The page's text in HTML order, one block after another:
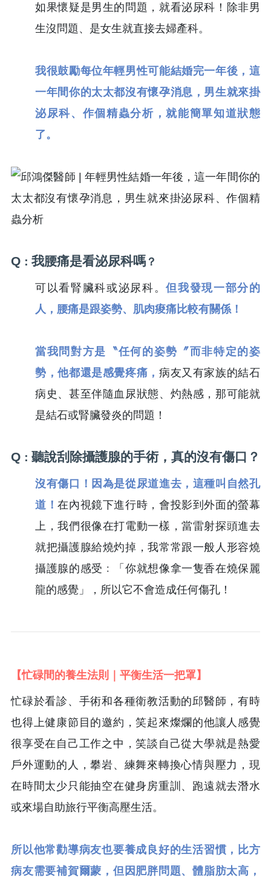
如果懷疑是男生的問題，就看泌尿科！除非男
生沒問題、是女生就直接去婦產科。
我很鼓勵每位年輕男性可能結婚完一年後，這
一年間你的太太都沒有懷孕消息，男生就來掛
泌尿科、作個精蟲分析，就能簡單知道狀態
了。
Q ： 我腰痛是看泌尿科嗎 ？
可以看腎臟科或泌尿科。但我發現一部分的
人，腰痛是跟姿勢、肌肉痠痛比較有關係！
當我問對方是〝任何的姿勢〞而非特定的姿
勢，他都還是感覺疼痛， 病友又有家族的結石
病史、甚至伴隨血尿狀態、灼熱感，那可能就
是結石或腎臟發炎的問題！
Q ： 聽說刮除攝護腺的手術，真的沒有傷口？
沒有傷口！因為是從尿道進去，這種叫自然孔
道！在內視鏡下進行時，會投影到外面的螢幕
上，我們很像在打電動一樣，當雷射探頭進去
就把攝護腺給燒灼掉，我常常跟一般人形容燒
攝護腺的感受﹕「你就想像拿一隻香在燒保麗
龍的感覺」，所以它不會造成任何傷孔！
【忙碌間的養生法則｜平衡生活一把罩】
忙碌於看診、手術和各種衛教活動的邱醫師，有時
也得上健康節目的邀約，笑起來燦爛的他讓人感覺
很享受在自己工作之中，笑談自己從大學就是熱愛
戶外運動的人，攀岩、練舞來轉換心情與壓力，現
在時間太少只能抽空在健身房重訓、跑遠就去潛水
或來場自助旅行平衡高壓生活。
所以他常勸導病友也要養成良好的生活習慣，比方
病友需要補賀爾蒙，但因肥胖問題、體脂肪太高，